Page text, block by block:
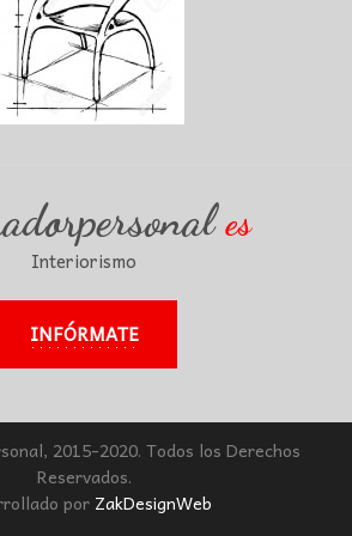
es
Interiorismo
INFÓRMATE
2015-2020. Todos los Derechos
Reservados.
por ZakDesignWeb